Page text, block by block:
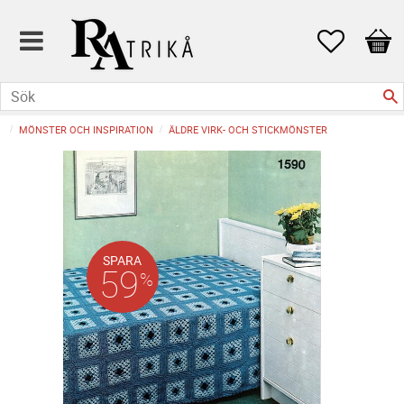
Favoriter
MÖNSTER OCH INSPIRATION ÄLDRE VIRK- OCH STICKMÖNSTER
SPARA
59%